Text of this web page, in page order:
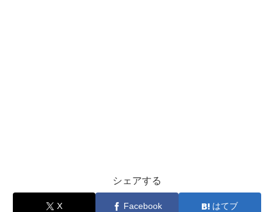
シェアする
X Facebook はてブ